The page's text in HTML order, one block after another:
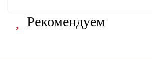
Рекомендуем